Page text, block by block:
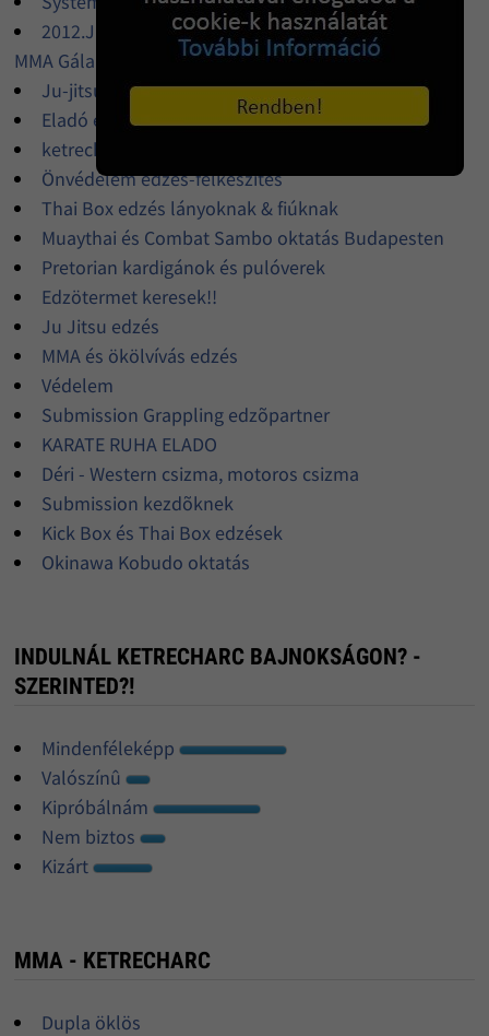
2012.Június 10-én : Ring - A Fórum / Hexagon - Pro
MMA Gála - Pécsett
Ju-jitsu, Judo oktatás Bp., II. ker.-ben
Eladó egy marhabõrbõl készült boxzsák
ketrecharc edzés siófokon
Önvédelem edzés-felkészítés
Thai Box edzés lányoknak & fiúknak
Muaythai és Combat Sambo oktatás Budapesten
Pretorian kardigánok és pulóverek
Edzötermet keresek!!
Ju Jitsu edzés
MMA és ökölvívás edzés
Védelem
Submission Grappling edzõpartner
KARATE RUHA ELADO
Déri - Western csizma, motoros csizma
Submission kezdõknek
Kick Box és Thai Box edzések
Okinawa Kobudo oktatás
INDULNÁL KETRECHARC BAJNOKSÁGON? -
SZERINTED?!
Mindenféleképp
Valószínû
Kipróbálnám
Nem biztos
Kizárt
MMA - KETRECHARC
Dupla öklös